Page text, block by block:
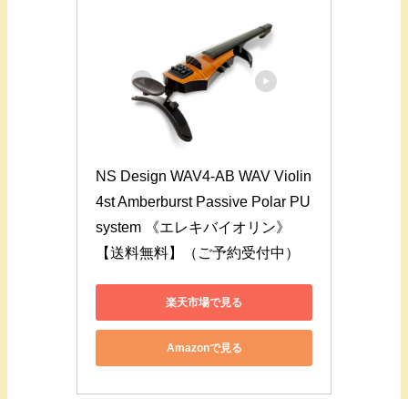
NS Design WAV4-AB WAV Violin
4st Amberburst Passive Polar PU
system 《エレキバイオリン》
【送料無料】（ご予約受付中）
楽天市場で見る
Amazonで見る